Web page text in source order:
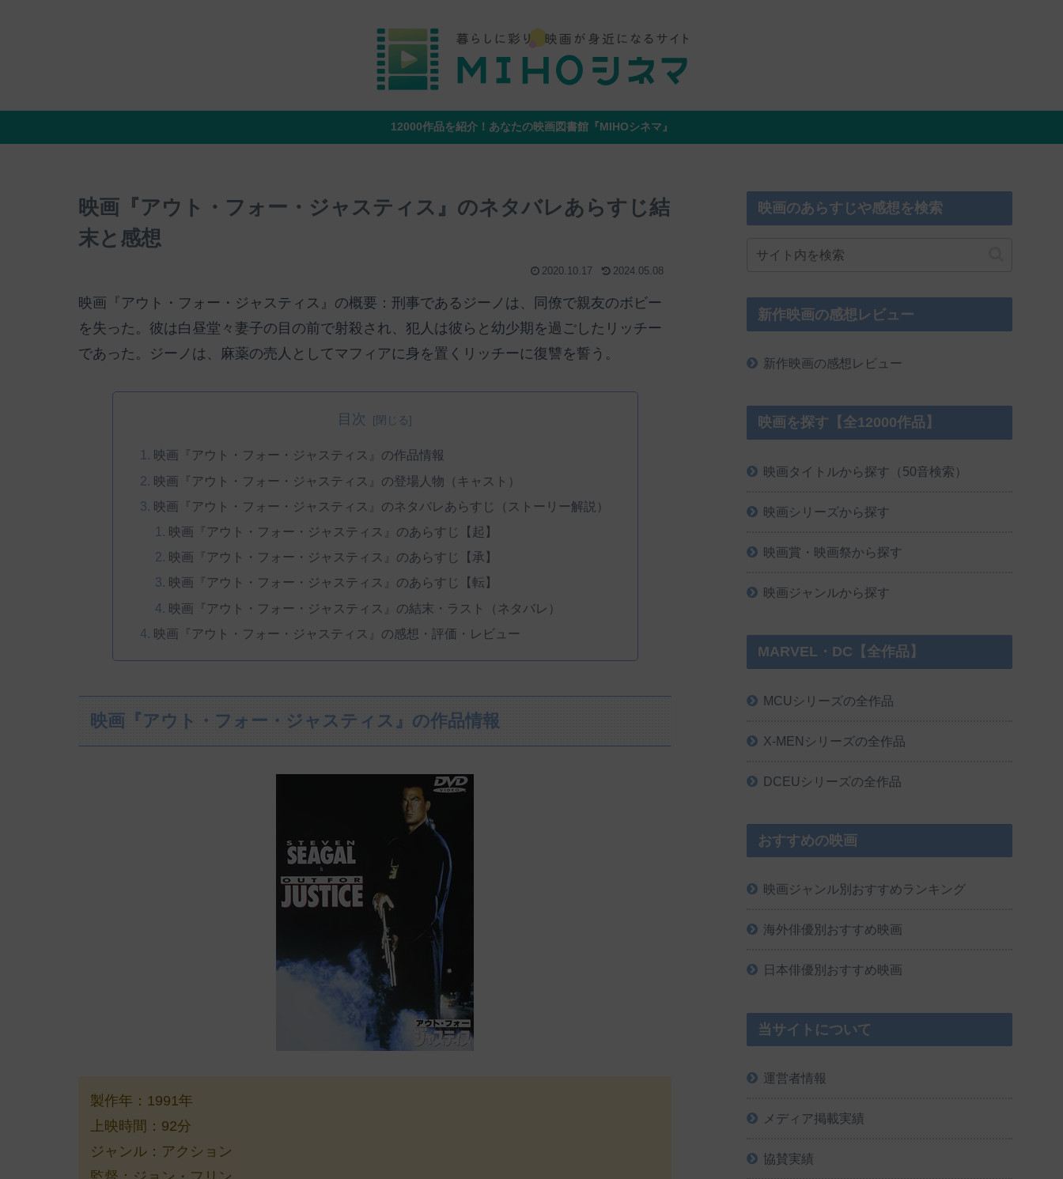
12000作品を紹介！あなたの映画図書館『MIHOシネマ』
映画『アウト・フォー・ジャスティス』のネタバレあらすじ結
末と感想
2020.10.17 2024.05.08
映画『アウト・フォー・ジャスティス』の概要：刑事であるジーノは、同僚で親友のボビー
を失った。彼は白昼堂々妻子の目の前で射殺され、犯人は彼らと幼少期を過ごしたリッチー
であった。ジーノは、麻薬の売人としてマフィアに身を置くリッチーに復讐を誓う。
目次
映画『アウト・フォー・ジャスティス』の作品情報
映画『アウト・フォー・ジャスティス』の登場人物（キャスト）
映画『アウト・フォー・ジャスティス』のネタバレあらすじ（ストーリー解説）
映画『アウト・フォー・ジャスティス』のあらすじ【起】
映画『アウト・フォー・ジャスティス』のあらすじ【承】
映画『アウト・フォー・ジャスティス』のあらすじ【転】
映画『アウト・フォー・ジャスティス』の結末・ラスト（ネタバレ）
映画『アウト・フォー・ジャスティス』の感想・評価・レビュー
映画『アウト・フォー・ジャスティス』の作品情報
製作年：1991年
上映時間：92分
ジャンル：アクション
映画のあらすじや感想を検索
新作映画の感想レビュー
新作映画の感想レビュー
映画を探す【全12000作品】
映画タイトルから探す（50音検索）
映画シリーズから探す
映画賞・映画祭から探す
映画ジャンルから探す
MARVEL・DC【全作品】
MCUシリーズの全作品
X-MENシリーズの全作品
DCEUシリーズの全作品
おすすめの映画
映画ジャンル別おすすめランキング
海外俳優別おすすめ映画
日本俳優別おすすめ映画
当サイトについて
運営者情報
メディア掲載実績
協賛実績